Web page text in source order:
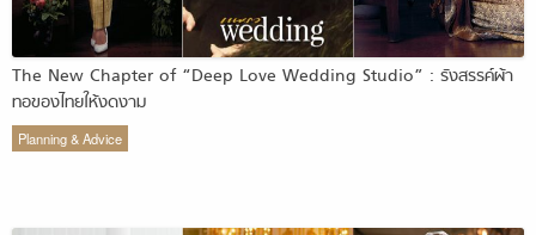
The New Chapter of “Deep Love Wedding Studio” : รังสรรค์ผ้า
ทอของไทยให้งดงาม
Planning & Advice